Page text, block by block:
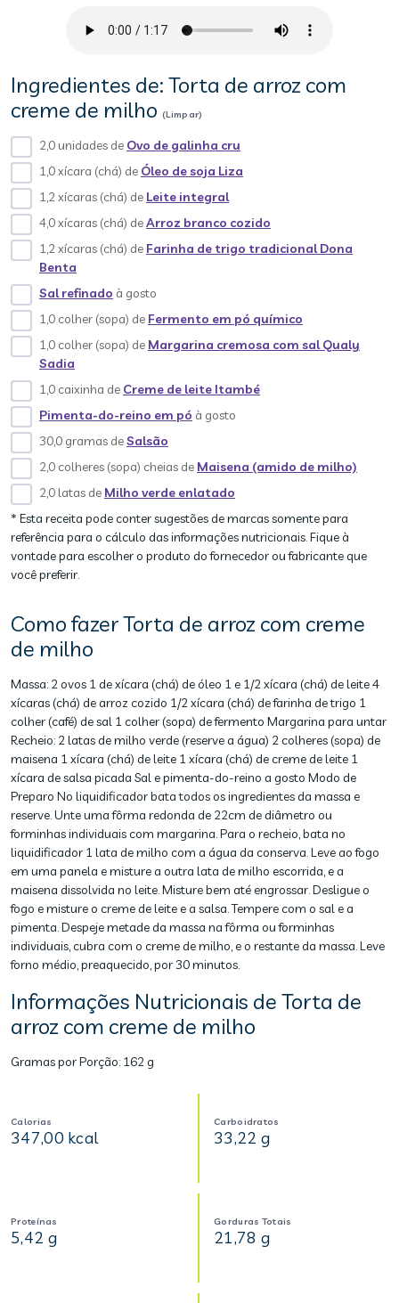
Ingredientes de: Torta de arroz com
creme de milho (Limpar)
2,0 unidades de Ovo de galinha cru
1,0 xícara (chá) de Óleo de soja Liza
1,2 xícaras (chá) de Leite integral
4,0 xícaras (chá) deArroz branco cozido
1,2 xícaras (chá) de Farinha de trigo tradicional Dona
Benta
Sal refinado à gosto
1,0 colher (sopa) de Fermento em pó químico
1,0 colher (sopa) de Margarina cremosa com sal Qualy
Sadia
1,0 caixinha de Creme de leite Itambé
Pimenta-do-reino em pó à gosto
30,0 gramas deSalsão
2,0 colheres (sopa) cheias de Maisena (amido de milho)
2,0 latas de Milho verde enlatado
* Esta receita pode conter sugestões de marcas somente para
referência para o cálculo das informações nutricionais. Fique à
vontade para escolher o produto do fornecedor ou fabricante que
você preferir.
Como fazer Torta de arroz com creme
de milho
Massa: 2 ovos 1 de xícara (chá) de óleo 1 e 1/2 xícara (chá) de leite 4
xícaras (chá) de arroz cozido 1/2 xícara (chá) de farinha de trigo 1
colher (café) de sal 1 colher (sopa) de fermento Margarina para untar
Recheio: 2 latas de milho verde (reserve a água) 2 colheres (sopa) de
maisena 1 xícara (chá) de leite 1 xícara (chá) de creme de leite 1
xícara de salsa picada Sal e pimenta-do-reino a gosto Modo de
Preparo No liquidificador bata todos os ingredientes da massa e
reserve. Unte uma fôrma redonda de 22cm de diâmetro ou
forminhas individuais com margarina. Para o recheio, bata no
liquidificador 1 lata de milho com a água da conserva. Leve ao fogo
em uma panela e misture a outra lata de milho escorrida, e a
maisena dissolvida no leite. Misture bem até engrossar. Desligue o
fogo e misture o creme de leite e a salsa. Tempere com o sal e a
pimenta. Despeje metade da massa na fôrma ou forminhas
individuais, cubra com o creme de milho, e o restante da massa. Leve
forno médio, preaquecido, por 30 minutos.
Informações Nutricionais de Torta de
arroz com creme de milho
Gramas por Porção: 162 g
Calorias
347,00 kcal
Carboidratos
33,22 g
Proteínas
5,42 g
Gorduras Totais
21,78 g